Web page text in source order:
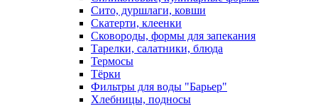
Сито, дуршлаги, ковши
Скатерти, клеенки
Сковороды, формы для запекания
Тарелки, салатники, блюда
Термосы
Тёрки
Фильтры для воды "Барьер"
Хлебницы, подносы